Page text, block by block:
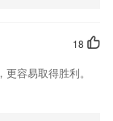
件，您可以到应用
18
容易取得胜利。